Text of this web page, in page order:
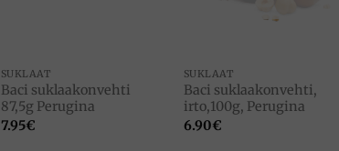
SUKLAAT
Baci suklaakonvehti
87,5g Perugina
7.95€
SUKLAAT
Baci suklaakonvehti,
irto,100g, Perugina
6.90€